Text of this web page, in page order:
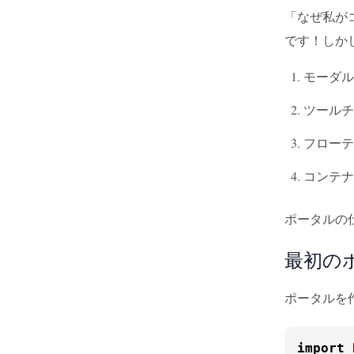
「なぜ私
です！しか
モーダ
ツール
フロー
コンテ
ポータルの
最初の
ポータルを
import